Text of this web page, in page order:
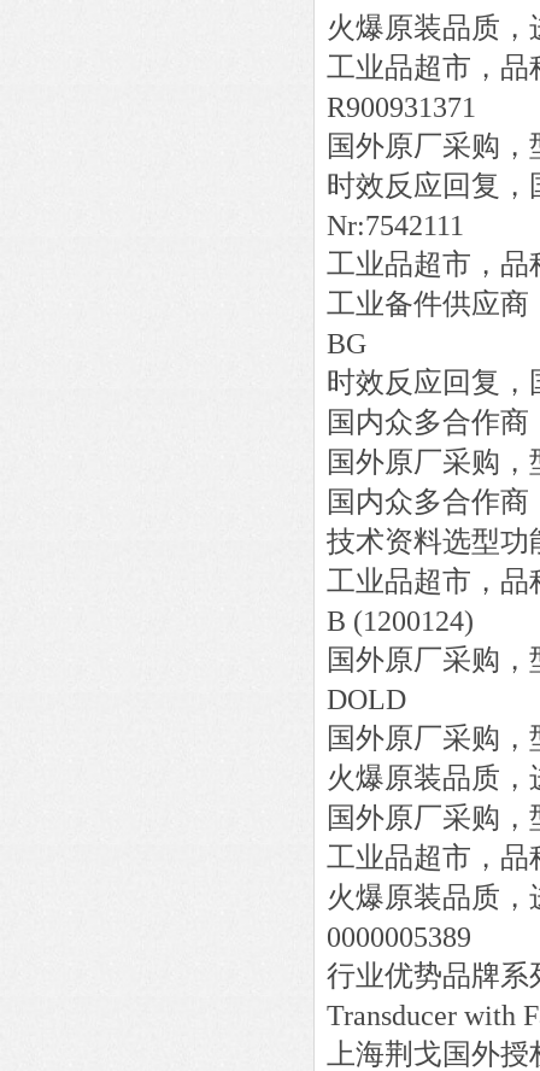
火爆原装品质，
工业品超市，品
R900931371
国外原厂采购
时效反应回复，
Nr:7542111
工业品超市，品
工业备件供应商
BG
时效反应回复，
国内众多合作
国外原厂采购
国内众多合作
技术资料选型功
工业品超市，品
B (1200124)
国外原厂采购
DOLD
国外原厂采购
火爆原装品质，
国外原厂采购
工业品超市，品
火爆原装品质，
0000005389
行业优势品牌系
Transducer with
上海荆戈国外